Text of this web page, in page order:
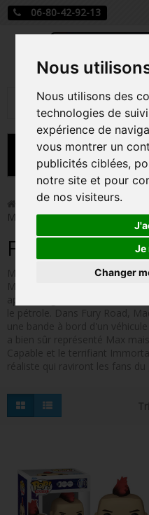
Nous
Nous utilisons des
technologies de
expérience de
vous montrer un
publicités ciblées,
notre site et pour
de nos visiteurs.
Je
Changer
06-80-42-92-13
MENU
CARTE A JOUER
PRÉCOMMANDE FIGURINES
FIGURINES POP MANGA
FIGURINES POP DISNEY
FIGURINES POP MARVEL
FIGURINES POP MUSIQUE
FIGURINES POP SÉRIE TV
FIGURINES POP SPORTS
FIGURINES POP HARRY
FIGURINES POP STAR WARS
Funko Pop! > Figurines
Mad max
Figurines Pop
Mad Max Fury Road est le
Mad Max se déroulant dans
après les gouvernements se
le pétrole. Dans Fury Road,
une bande à bord d'un
a bien sûr représenté Max
Capable et le terrifiant
réaliste qui raviront les fans du